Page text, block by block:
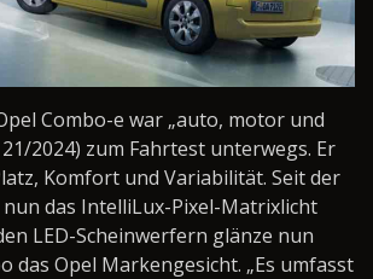
Combo-e war „auto, motor und
2024) zum Fahrtest unterwegs. Er
Komfort und Variabilität. Seit der
das IntelliLux-Pixel-Matrixlicht
LED-Scheinwerfern glänze nun
das Opel Markengesicht. „Es umfasst